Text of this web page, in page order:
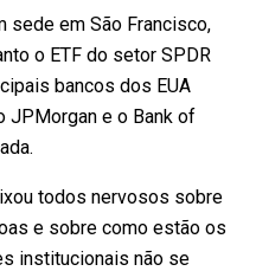
sede em São Francisco,
o ETF do setor SPDR
bancos dos EUA
JPMorgan e o Bank of
todos nervosos sobre
e sobre como estão os
institucionais não se